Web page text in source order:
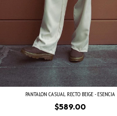
PANTALON CASUAL RECTO BEIGE - ESENCIA
$589.00